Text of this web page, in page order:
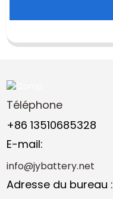
Téléphone
+86 13510685328
E-mail:
info@jybattery.net
Adresse du bureau :